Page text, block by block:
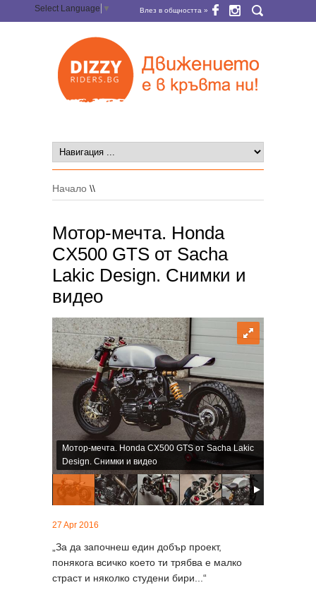
Select Language ▼ Влез в общността »
Начало \\
Мотор-мечта. Honda
CX500 GTS от Sacha
Lakic Design. Снимки и
видео
Мотор-мечта. Honda CX500 GTS от Sacha Lakic
Design. Снимки и видео
27 Apr 2016
„За да започнеш един добър проект,
понякога всичко което ти трябва е малко
страст и няколко студени бири...“